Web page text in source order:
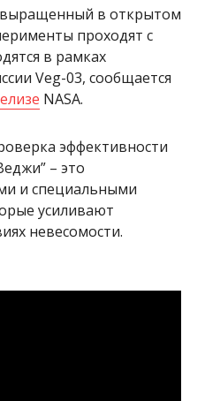
в открытом
проходят с
в рамках
Veg-03, сообщается
NASA.
эффективности
– это
и специальными
усиливают
невесомости.